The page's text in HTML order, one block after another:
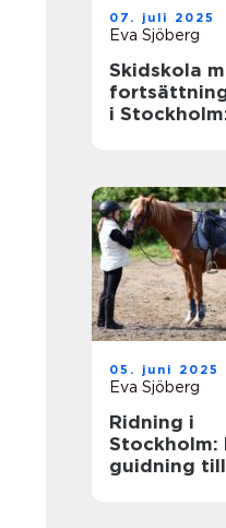
07. juli 2025
Eva Sjöberg
Skidskola
i
05. juni 2025
Eva Sjöberg
Ridning i
Stockholm:
guidning till